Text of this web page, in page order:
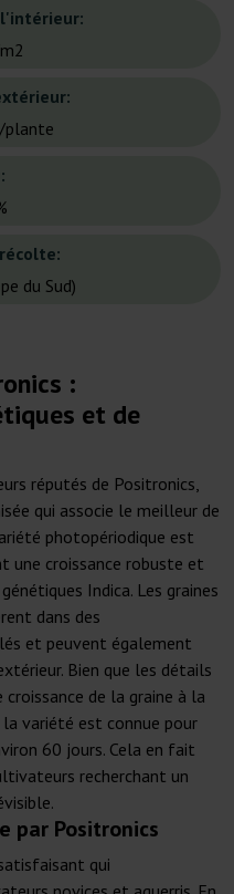
plante
du Sud)
:
et de
réputés de Positronics,
qui associe le meilleur de
photopériodique est
une croissance robuste et
Indica. Les graines
dans des
et peuvent également
Bien que les détails
de la graine à la
variété est connue pour
60 jours. Cela en fait
recherchant un
par Positronics
qui